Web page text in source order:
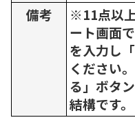
備考
※11点以
ート画面
を入力し
ください
る」ボタ
結構です。